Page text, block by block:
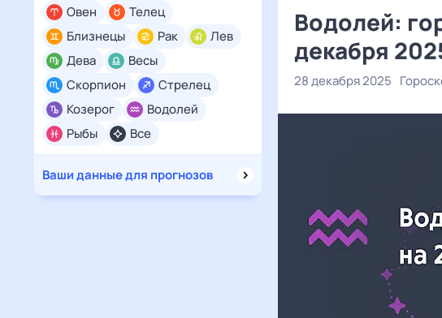
Все
Овен
Телец
Близнецы
Рак
Лев
Дева
Весы
Скорпион
Стрелец
Козерог
Водолей
Рыбы
Ваши данные для прогнозов
Водолей:
декабря
28 декабря 2025